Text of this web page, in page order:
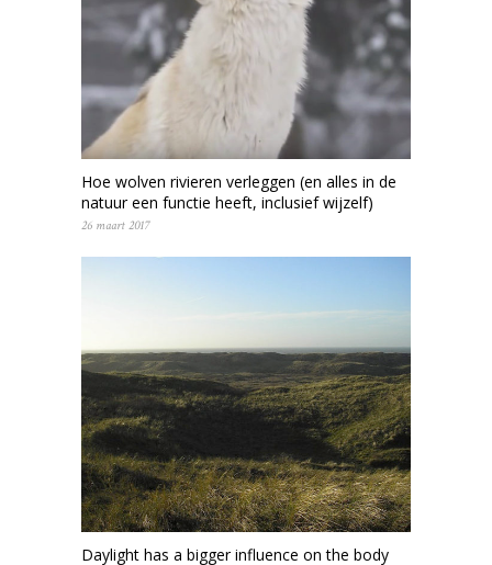
Hoe wolven rivieren verleggen (en alles in de
natuur een functie heeft, inclusief wijzelf)
26 maart 2017
Daylight has a bigger influence on the body